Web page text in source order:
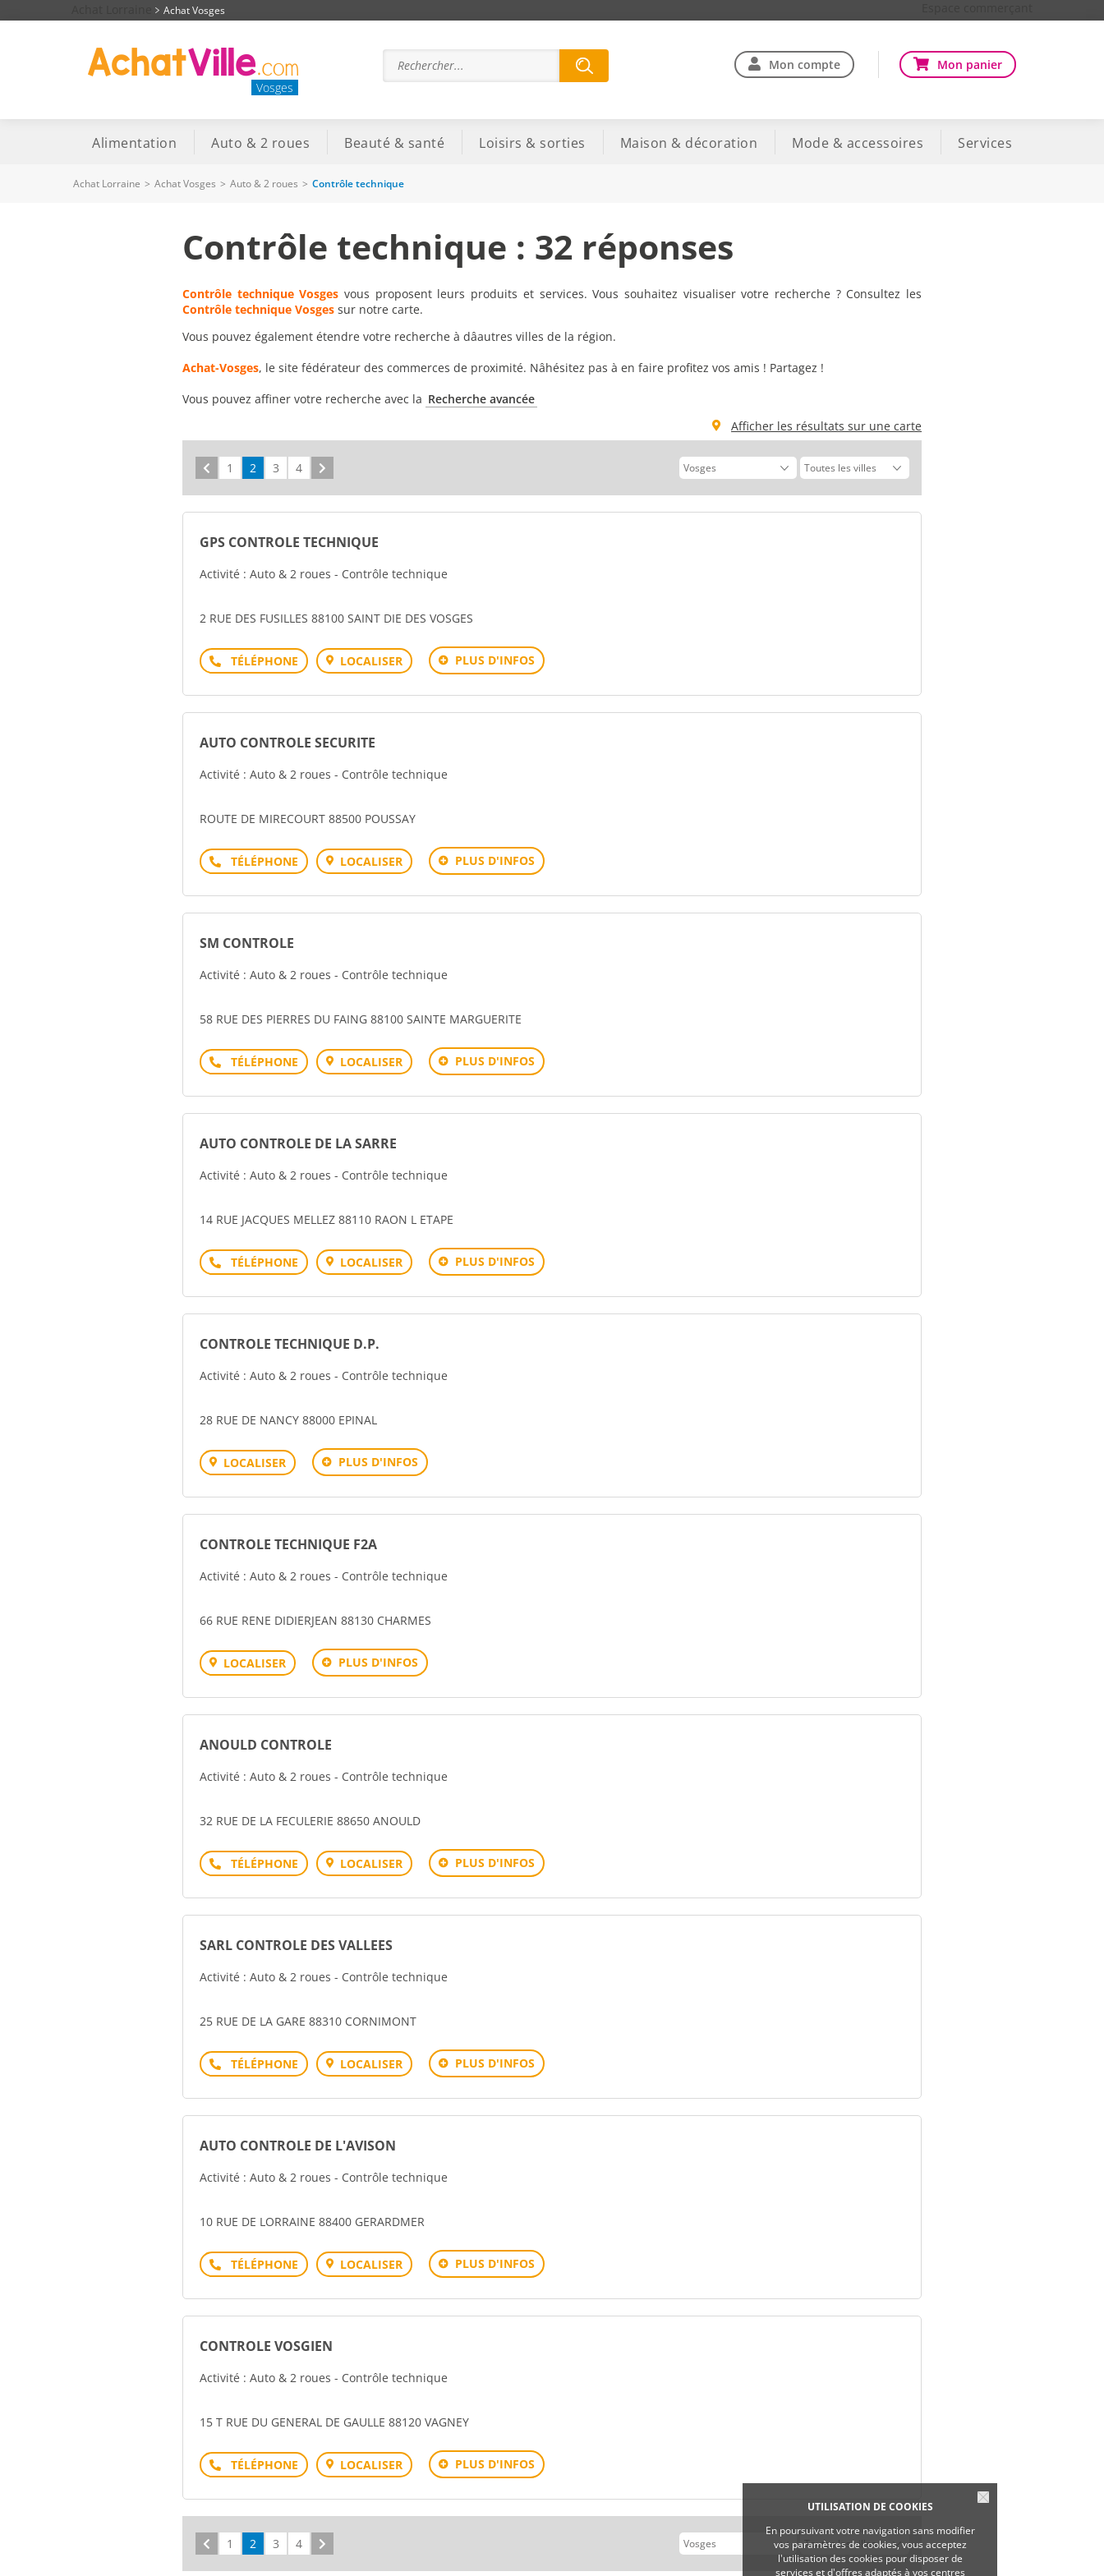
UTILISATION DE COOKIES
En poursuivant votre navigation sans modifier
vos paramètres de cookies, vous acceptez
l'utilisation des cookies pour disposer de
services et d'offres adaptés à vos centres
Achat Vosges
Vosges
Mon compte Mon panier
Alimentation Auto & 2 roues Beauté & santé Loisirs & sorties Maison & décoration Mode & accessoires Services
Achat Lorraine > Achat Vosges > Auto & 2 roues > Contrôle technique
Contrôle technique : 32 réponses
Contrôle technique Vosges vous proposent leurs produits et services. Vous souhaitez visualiser votre recherche ? Consultez les
Contrôle technique Vosges sur notre carte.
Vous pouvez également étendre votre recherche à dâautres villes de la région.
Achat-Vosges, le site fédérateur des commerces de proximité. Nâhésitez pas à en faire profitez vos amis ! Partagez !
Vous pouvez affiner votre recherche avec la Recherche avancée
Afficher les résultats sur une carte
Précédent
1 2 3 4
GPS CONTROLE TECHNIQUE
Activité : Auto & 2 roues - Contrôle technique
2 RUE DES FUSILLES 88100 SAINT DIE DES VOSGES
Téléphone LOCALISER PLUS D'INFOS
AUTO CONTROLE SECURITE
Activité : Auto & 2 roues - Contrôle technique
ROUTE DE MIRECOURT 88500 POUSSAY
Téléphone LOCALISER PLUS D'INFOS
SM CONTROLE
Activité : Auto & 2 roues - Contrôle technique
58 RUE DES PIERRES DU FAING 88100 SAINTE MARGUERITE
Téléphone LOCALISER PLUS D'INFOS
AUTO CONTROLE DE LA SARRE
Activité : Auto & 2 roues - Contrôle technique
14 RUE JACQUES MELLEZ 88110 RAON L ETAPE
Téléphone LOCALISER PLUS D'INFOS
CONTROLE TECHNIQUE D.P.
Activité : Auto & 2 roues - Contrôle technique
28 RUE DE NANCY 88000 EPINAL
LOCALISER PLUS D'INFOS
CONTROLE TECHNIQUE F2A
Activité : Auto & 2 roues - Contrôle technique
66 RUE RENE DIDIERJEAN 88130 CHARMES
LOCALISER PLUS D'INFOS
ANOULD CONTROLE
Activité : Auto & 2 roues - Contrôle technique
32 RUE DE LA FECULERIE 88650 ANOULD
Téléphone LOCALISER PLUS D'INFOS
SARL CONTROLE DES VALLEES
Activité : Auto & 2 roues - Contrôle technique
25 RUE DE LA GARE 88310 CORNIMONT
Téléphone LOCALISER PLUS D'INFOS
AUTO CONTROLE DE L'AVISON
Activité : Auto & 2 roues - Contrôle technique
10 RUE DE LORRAINE 88400 GERARDMER
Téléphone LOCALISER PLUS D'INFOS
CONTROLE VOSGIEN
Activité : Auto & 2 roues - Contrôle technique
15 T RUE DU GENERAL DE GAULLE 88120 VAGNEY
Téléphone LOCALISER PLUS D'INFOS
Précédent
1 2 3 4